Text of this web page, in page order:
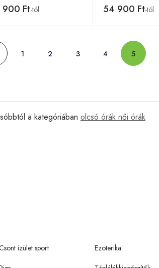
900 Ft-tól 54 900 Ft-tól
1 2 3 4 5
a kategóriában olcsó órák női órák
izület sport
Ezoterika